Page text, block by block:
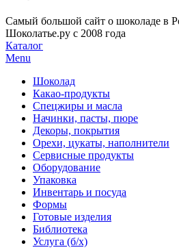
Самый большой сайт о шоколаде в
Шоколатье.ру с 2008 года
Каталог
Menu
Шоколад
Какао-продукты
Спецжиры и масла
Начинки, пасты, пюре
Декоры, покрытия
Орехи, цукаты, наполнители
Сервисные продукты
Оборудование
Упаковка
Инвентарь и посуда
Формы
Готовые изделия
Библиотека
Услуга (б/х)